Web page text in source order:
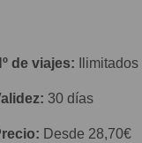
de viajes: Ilimitados
30 días
Desde 28,70€